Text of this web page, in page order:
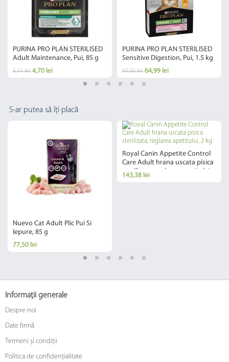
PURINA PRO PLAN STERILISED
Adult Maintenance, Pui, 85 g
6,74 lei 4,70 lei
​PURINA PRO PLAN STERILISED
Sensitive Digestion, Pui, 1.5 kg
97,06 lei 64,99 lei
S-ar putea să îți placă
Nuevo Cat Adult Plic Pui Si
Iepure, 85 g
77,50 lei
Royal Canin Appetite Control
Care Adult hrana uscata pisica
sterilizata, reglarea apetitului,
2 kg
143,38 lei
Informații generale
Despre noi
Date firmă
Termeni și condiții
Politica de confidențialitate